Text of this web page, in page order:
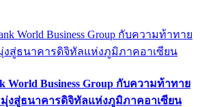
World Business Group กับความท้าทาย
มุ่งสู่ธนาคารดิจิทัลแห่งภูมิภาคอาเซียน